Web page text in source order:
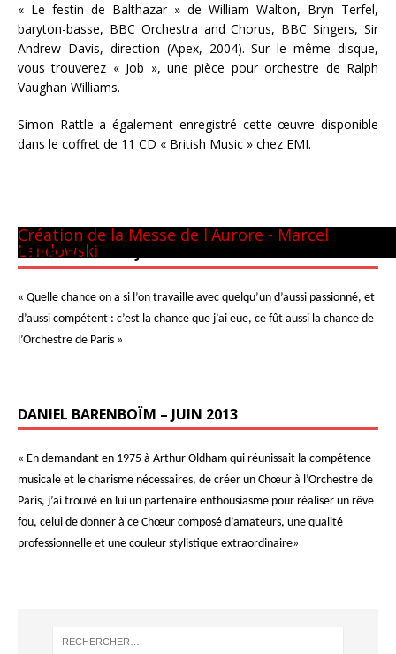
« Le festin de Balthazar » de William Walton, Bryn Terfel,
baryton-basse, BBC Orchestra and Chorus, BBC Singers, Sir
Andrew Davis, direction (Apex, 2004). Sur le même disque,
vous trouverez « Job », une pièce pour orchestre de Ralph
Vaughan Williams.
Simon Rattle a également enregistré cette œuvre disponible
dans le coffret de 11 CD « British Music » chez EMI.
Panthéon - 22 mai 1981
CM GUILINI
Arthur & Daniel
à New-York
avec L. Naouri à Orange
A Tel-Aviv
Avec Michel Plasson
Dernier requiem à Turin
Concert inaugural - Te Deum de Berlioz
Avec Seiji Ozawa
Création de la Messe de l'Aurore - Marcel
Landowski
PIERRE BOULEZ – JUIN 2013
« Quelle chance on a si l’on travaille avec quelqu’un d’aussi passionné, et
d’aussi compétent : c’est la chance que j’ai eue, ce fût aussi la chance de
l’Orchestre de Paris »
DANIEL BARENBOÏM – JUIN 2013
« En demandant en 1975 à Arthur Oldham qui réunissait la compétence
musicale et le charisme nécessaires, de créer un Chœur à l’Orchestre de
Paris, j’ai trouvé en lui un partenaire enthousiasme pour réaliser un rêve
fou, celui de donner à ce Chœur composé d’amateurs, une qualité
professionnelle et une couleur stylistique extraordinaire»